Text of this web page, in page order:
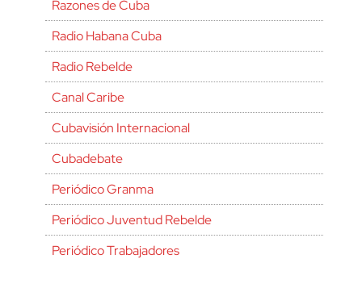
Razones de Cuba
Radio Habana Cuba
Radio Rebelde
Canal Caribe
Cubavisión Internacional
Cubadebate
Periódico Granma
Periódico Juventud Rebelde
Periódico Trabajadores